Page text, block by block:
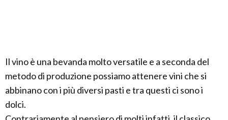
Il vino è una bevanda molto versatile e a seconda del
metodo di produzione possiamo attenere vini che si
abbinano con i più diversi pasti e tra questi ci sono i
dolci.